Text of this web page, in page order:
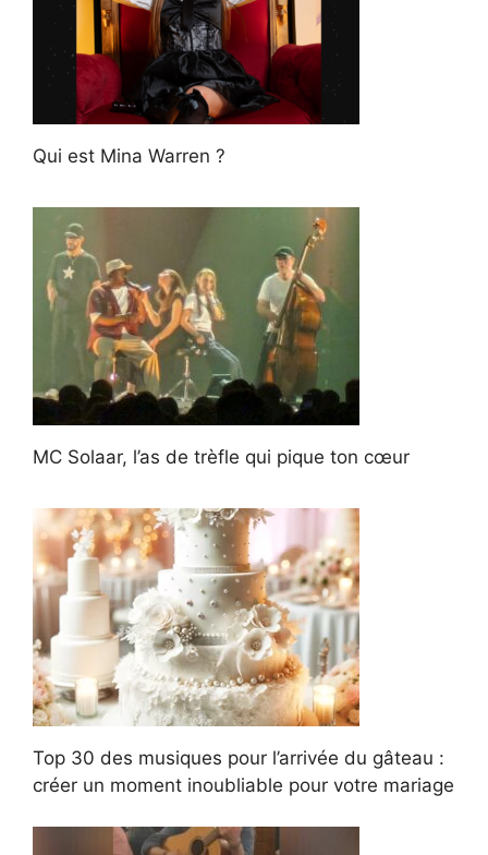
Qui est Mina Warren ?
MC Solaar, l’as de trèfle qui pique ton cœur
Top 30 des musiques pour l’arrivée du gâteau :
créer un moment inoubliable pour votre mariage